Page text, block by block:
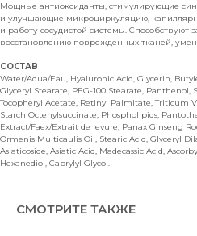
Мощные антиоксиданты, стимулирующие
и улучшающие микроциркуляцию,
и работу сосудистой системы.
восстановлению поврежденных тканей,
СОСТАВ
Water/Aqua/Eau, Hyaluronic Acid, Glycerin,
Glyceryl Stearate, PEG-100 Stearate, Panthenol,
Tocopheryl Acetate, Retinyl Palmitate, Triticum
Starch Octenylsuccinate, Phospholipids,
Extract/Faex/Extrait de levure, Panax Ginseng
Ormenis Multicaulis Oil, Stearic Acid, Glyceryl
Asiaticoside, Asiatic Acid, Madecassic Acid,
Hexanediol, Caprylyl Glycol.
СМОТРИТЕ ТАКЖЕ